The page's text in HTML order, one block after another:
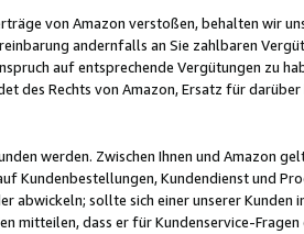
von Amazon verstoßen, behalten wir
andernfalls an Sie zahlbaren
auf entsprechende Vergütungen zu
Rechts von Amazon, Ersatz für darüber
werden. Zwischen Ihnen und Amazon
Kundenbestellungen, Kundendienst und
sollte sich einer unserer Kunden
mitteilen, dass er für Kundenservice-